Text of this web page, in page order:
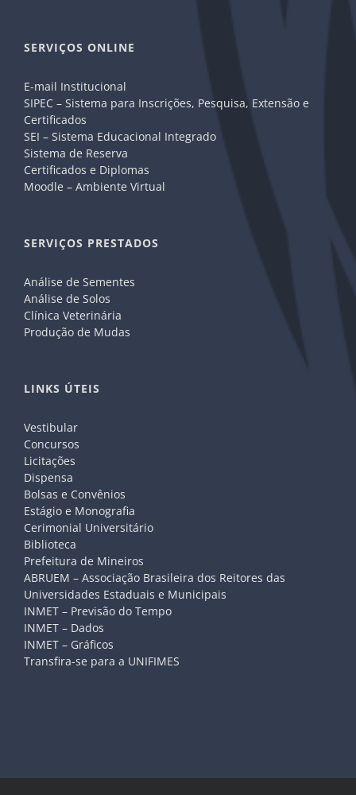
SERVIÇOS ONLINE
E-mail Institucional
SIPEC – Sistema para Inscrições, Pesquisa, Extensão e
Certificados
SEI – Sistema Educacional Integrado
Sistema de Reserva
Certificados e Diplomas
Moodle – Ambiente Virtual
SERVIÇOS PRESTADOS
Análise de Sementes
Análise de Solos
Clínica Veterinária
Produção de Mudas
LINKS ÚTEIS
Vestibular
Concursos
Licitações
Dispensa
Bolsas e Convênios
Estágio e Monografia
Cerimonial Universitário
Biblioteca
Prefeitura de Mineiros
ABRUEM – Associação Brasileira dos Reitores das
Universidades Estaduais e Municipais
INMET – Previsão do Tempo
INMET – Dados
INMET – Gráficos
Transfira-se para a UNIFIMES